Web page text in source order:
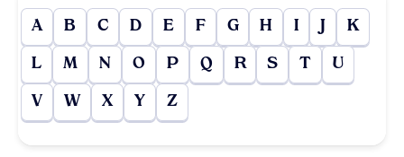
A B C D E F G H I J K
L M N O P Q R S T U
V W X Y Z